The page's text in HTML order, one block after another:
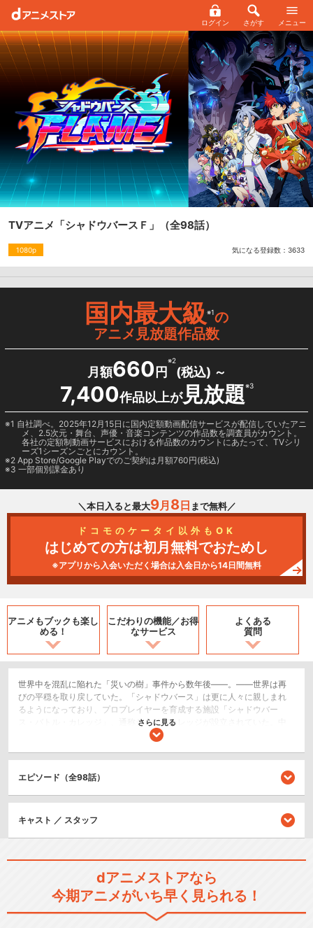
ログイン さがす メニュー
TVアニメ「シャドウバースＦ」 （全98話）
1080p 気になる登録数： 3633
国内最大級※1の
アニメ見放題作品数
月額660 円
※2
(税込) ～
7,400作品以上が見放題※3
1 自社調べ。2025年12月15日に国内定額動画配信サービスが配信していたアニ
メ、2.5次元・舞台、声優・音楽コンテンツの作品数を調査員がカウント。
各社の定額制動画サービスにおける作品数のカウントにあたって、TVシリ
ーズ1シーズンごとにカウント。
2 App Store/Google Playでのご契約は月額760円(税込)
3 一部個別課金あり
＼本日入ると最大9月 8日 まで無料／
ドコモのケータイ以外もOK
はじめての方は初月無料でおためし
※アプリから入会いただく場合は入会日から14日間無料
アニメもブックも楽し
める！
こだわりの機能／お得
なサービス
よくある
質問
世界中を混乱に陥れた「災いの樹」事件から数年後――。――世界は再
びの平穏を取り戻していた。「シャドウバース」は更に人々に親しまれ
るようになっており、プロプレイヤーを育成する施設「シャドウバー
ス・バトル・カレッジ」、通称シャドバカレッジが設立されていた。中
学2年生の天竜ライトは、ひょんなことからシャドバカレッジの創設者ウ
完全にシャドバ初心者のライトは、友達第一号・真壁スバルからの勧め
で「シャドバ部」に所属することを決める。この「シャドバ部」とはシ
ャドウバースに真剣に取り組む生徒たちで構成された部活動であり、シ
ャドバカレッジには７つのシャドバ部が存在していた。ライトは縁あっ
は、セブンスフレイムには部員が1人しかおらず、廃部の危機にあった！
部を存続させるべく、ライトはセブンスフレイム部長の蜜田川イツキ
イトたちを見つめる、怪しい影が一つ。それはシャドバ部「ファースト
リーパー」部長、波瀬浦ハルマだった――。
SF/ファンタジー
アクション/バトル
さらに見る
エピソード（全98話）
キャスト ／ スタッフ
dアニメストアなら
今期アニメがいち早く見られる！